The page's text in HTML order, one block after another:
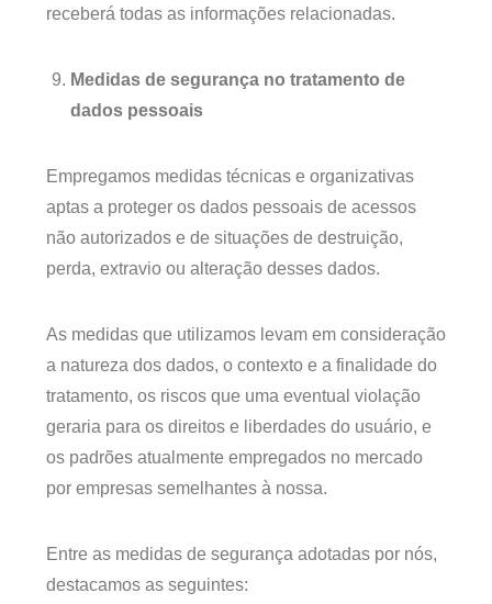
receberá todas as informações relacionadas.
Medidas de segurança no tratamento de
dados pessoais
Empregamos medidas técnicas e organizativas
aptas a proteger os dados pessoais de acessos
não autorizados e de situações de destruição,
perda, extravio ou alteração desses dados.
As medidas que utilizamos levam em consideração
a natureza dos dados, o contexto e a finalidade do
tratamento, os riscos que uma eventual violação
geraria para os direitos e liberdades do usuário, e
os padrões atualmente empregados no mercado
por empresas semelhantes à nossa.
Entre as medidas de segurança adotadas por nós,
destacamos as seguintes: